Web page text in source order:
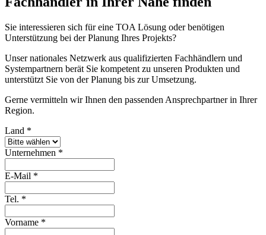
Sie interessieren sich für eine TOA Lösung oder benötigen
Unterstützung bei der Planung Ihres Projekts?
Unser nationales Netzwerk aus qualifizierten Fachhändlern und
Systempartnern berät Sie kompetent zu unseren Produkten und
unterstützt Sie von der Planung bis zur Umsetzung.
Gerne vermitteln wir Ihnen den passenden Ansprechpartner in Ihrer
Region.
Land *
Unternehmen *
E-Mail *
Tel. *
Vorname *